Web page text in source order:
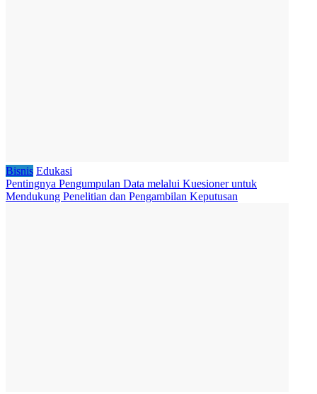
Bisnis Edukasi
Pentingnya Pengumpulan Data melalui Kuesioner untuk
Mendukung Penelitian dan Pengambilan Keputusan